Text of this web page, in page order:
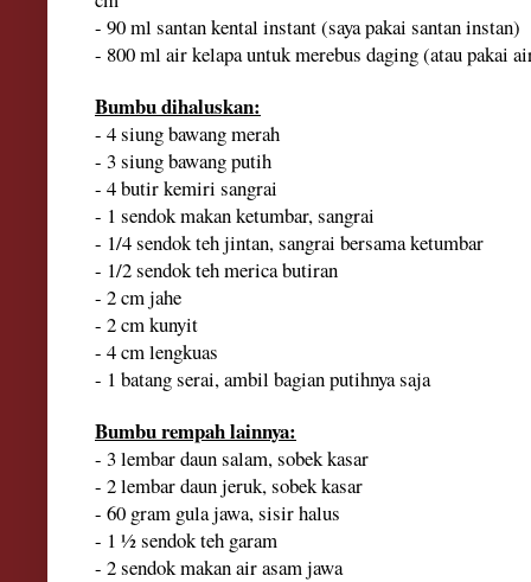
- 90 ml santan kental instant (saya pakai santaninstan)
- 800 ml air kelapa untuk merebus daging (ataupakai
Bumbu dihaluskan:
- 4 siung bawang merah
- 3 siung bawang putih
- 4 butir kemiri sangrai
- 1 sendok makan ketumbar, sangrai
- 1/4 sendok teh jintan, sangrai bersama ketumbar
- 1/2 sendok teh merica butiran
- 2cmjahe
- 2 cmkunyit
- 4 cmlengkuas
- 1 batang serai, ambil bagian putihnya saja
Bumbu rempah lainnya:
- 3 lembar daun salam, sobek kasar
- 2 lembar daun jeruk, sobek kasar
- 60 gram gula jawa, sisir halus
- 1 ½ sendok teh garam
- 2 sendok makan air asam jawa